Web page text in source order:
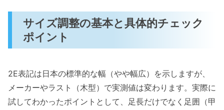
サイズ調整の基本と具体的チェック
ポイント
2E表記は日本の標準的な幅（やや幅広）を示しますが、
メーカーやラスト（木型）で実測値は変わります。実際に
試してわかったポイントとして、足長だけでなく足囲（甲